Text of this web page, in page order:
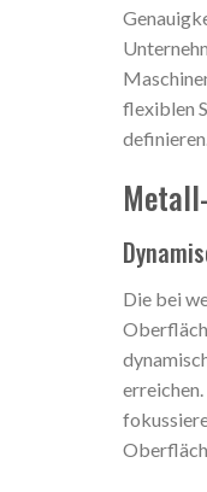
flexiblen
Die bei